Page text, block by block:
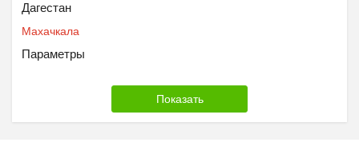
Дагестан
Махачкала
Параметры